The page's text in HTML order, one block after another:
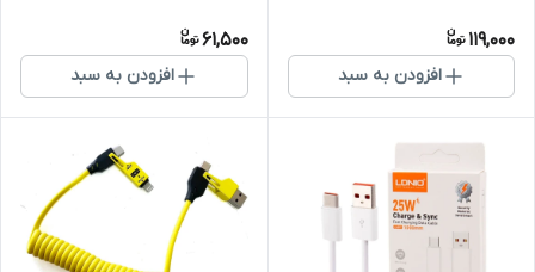
119,000
افزودن به سبد
61,500
افزودن به سبد